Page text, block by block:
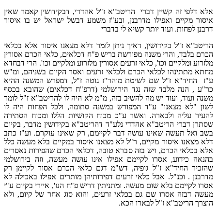
אלא דלפי זה קשיין דברי הריטב"א ז"ל אהדדי, דבקידושין קאמר שאין
איסור מקיים ואפילו מדרבנן, ובע"ז משמע דבשל ישראל יש בו איסור
דרבנן לפחות. ועוד יותר קשיא לי בדברי
הריטב"א ז"ל בקידושין, דאיך ניתן לומר דלא מצאנו איסור אלא בכלאי
הכרם בלבד, והרי משנה מפורשת בריש פ"ח דכלאים, כלאי הכרם אסורין
מלזרוע ומלקיים וכו', כלאי זרעים אסורין מלזרוע ומלקיים וכו'. הרי דבחדא
מחתא מתתינהו לכלאי הכרם ולכלאי זרעים ואסר הקיום בשניהם, ומ"ש
ע"ז החיד"א ז"ל שם לשיטת מוהר"ז גוטה ז"ל, דמפרש המשנה ההיא
כר"ע , הנה מלבד שזה נגד הירושלמי (דרפ"ח דכלאים) שהובא בכסף
משנה ועוד, ועוד יש מה להשיב בזה, מ"מ לא היה לו להריטב"א ז"ל לומר
לשון "לא מצאנו" ע"ד המפורש במשנה סתומה, ולכל הפחות היה לו
להעיר עליה ולבארה. ואשר ע"כ מכוח הקושיות הללו ומכוח הסתירה
שסתרן דברי הריטב"א אהדדי נלע"ד דהריטב"א בקידושין מדבר, בקיום
בשב ואל תעשה שאינו עושה דבר לקיימם, רק שאינו עוקרם. וע"ז כתב
דלא מצאנו איסור מקיים, ר"ל לא מצאנו איסור במקיים בלא מעשה כלל
אלא בכלאי הכרם, ויש בזה סברא טובה, דכלאי הכרם שהפירות נאסרים
בהנאה כידוע, אסרו לקיימם אפילו אינו עושה מעשה, וזה בירושלמי
שהזכיר החיד"א ז"ל גופיה, דש"מ דגם כלאי הכרם אסור לקיימן רק
מדרבנן . וכנ"ל. אבל כלאי זרעים דפירותיהן מותרים אפילו באכילה לא
אסרו לקיימם בלא שום מעשה. ומתניתין דריש פ"ח הנז', איירי בקיום ע"י
מעשה דבזה אסרו שם גם בכלאי זרעים, והוא סוג אחר של קיום, ולא
הוצרך הריטב"א ז"ל לבארו הכא.